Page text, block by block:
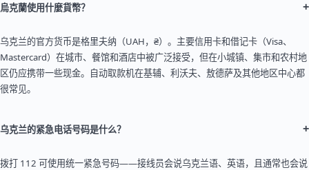
烏克蘭使用什麼貨幣？ +
乌克兰的官方货币是格里夫纳（UAH，₴）。主要信用卡和借记卡（Visa、
Mastercard）在城市、餐馆和酒店中被广泛接受，但在小城镇、集市和农村地
区仍应携带一些现金。自动取款机在基辅、利沃夫、敖德萨及其他地区中心都
很常见。
乌克兰的紧急电话号码是什么？ +
拨打 112 可使用统一紧急号码——接线员会说乌克兰语、英语，且通常也会说